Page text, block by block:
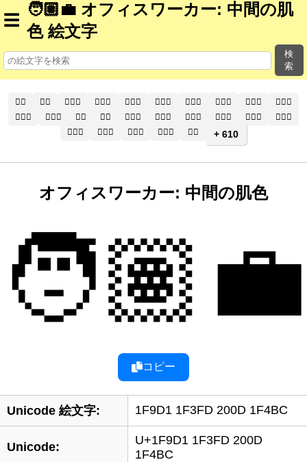
☰
🧑🏽‍💼 オフィスワーカー: 中間の肌
色 絵文字
検
索
🧑‍⚕️ 🧑‍⚕ 🧑🏻‍⚕️ 🧑🏻‍⚕ 🧑🏼‍⚕️ 🧑🏼‍⚕ 🧑🏽‍⚕️ 🧑🏽‍⚕ 🧑🏾‍⚕️
🧑🏾‍⚕
🧑🏿‍⚕️
🧑🏿‍⚕ 👨‍⚕️ 👨‍⚕ 👨🏻‍⚕️ 👨🏻‍⚕ 👨🏼‍⚕️ 👨🏼‍⚕ 👨🏽‍⚕️
👨🏽‍⚕
👨🏾‍⚕️
👨🏾‍⚕ 👨🏿‍⚕️ 👨🏿‍⚕ 👩‍⚕️ + 610
オフィスワーカー: 中間の肌色
🧑🏽‍💼
コピー
Unicode 絵文字: 1F9D1 1F3FD 200D 1F4BC
Unicode:
U+1F9D1 1F3FD 200D
1F4BC